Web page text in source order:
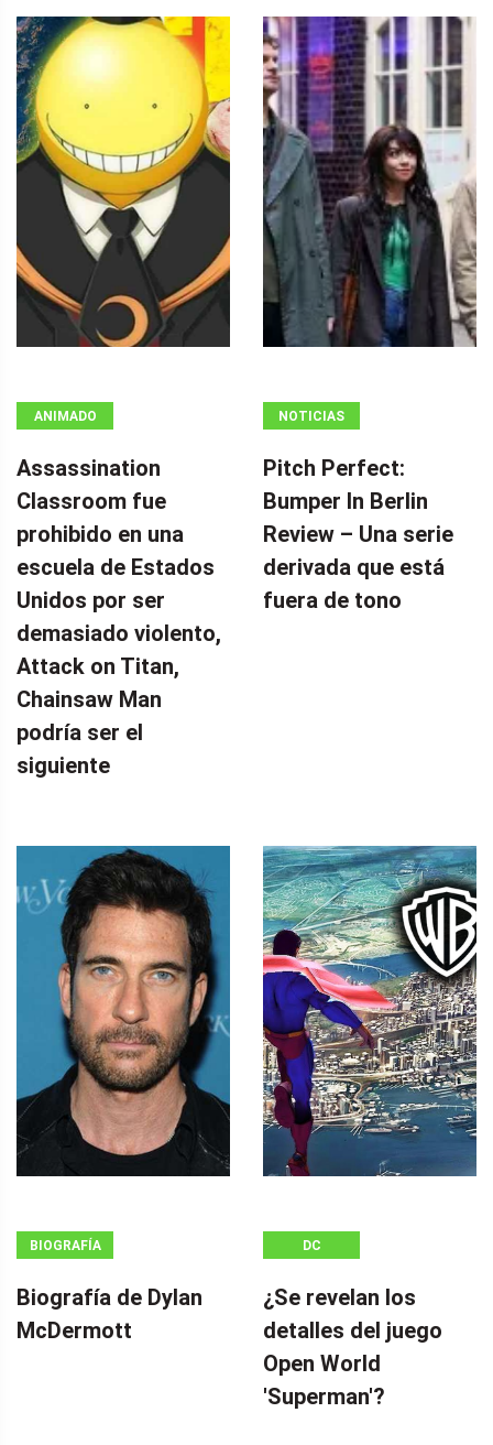
ANIMADO
Assassination
Classroom fue
prohibido en una
escuela de Estados
Unidos por ser
demasiado violento,
Attack on Titan,
Chainsaw Man
podría ser el
siguiente
NOTICIAS
Pitch Perfect:
Bumper In Berlin
Review – Una serie
derivada que está
fuera de tono
BIOGRAFÍA
Biografía de Dylan
McDermott
DC
¿Se revelan los
detalles del juego
Open World
'Superman'?